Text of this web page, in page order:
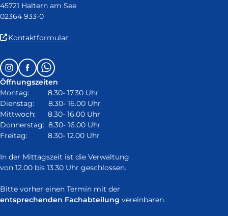
45721 Haltern am See
02364 933-0
Kontaktformular
in
neuem
Fenster)
Follow
us
on:
InstagramFacebookWhatsapp
Öffnungszeiten
Montag: 8.30- 17.30 Uhr
Dienstag: 8.30- 16.00 Uhr
Mittwoch: 8.30- 16.00 Uhr
Donnerstag: 8.30- 16.00 Uhr
Freitag: 8.30- 12.00 Uhr
In der Mittagszeit ist die Verwaltung
von 12.00 bis 13.30 Uhr geschlossen.
Bitte vorher einen Termin mit der
entsprechenden Fachabteilung vereinbaren.